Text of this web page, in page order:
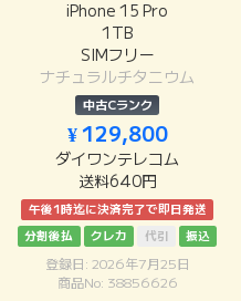
iPhone 15 Pro
1TB
SIMフリー
ナチュラルチタニウム
中古Cランク
¥ 129,800
ダイワンテレコム
送料640円
午後1時迄に決済完了で即日発送
分割後払
クレカ 代引 振込
登録日: 2026年7月25日
商品No: 38856626